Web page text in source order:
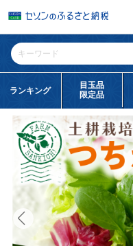
ランキング
目玉品
限定品